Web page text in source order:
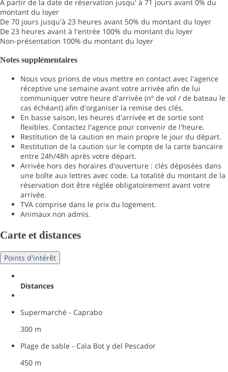
À partir de la date de réservation jusqu' à 71 jours avant 0% du
montant du loyer
De 70 jours jusqu'à 23 heures avant 50% du montant du loyer
De 23 heures avant à l'entrée 100% du montant du loyer
Non-présentation 100% du montant du loyer
Notes supplémentaires
Nous vous prions de vous mettre en contact avec l'agence
réceptive une semaine avant votre arrivée afin de lui
communiquer votre heure d'arrivée (nº de vol / de bateau le
cas échéant) afin d'organiser la remise des clés.
En basse saison, les heures d'arrivée et de sortie sont
flexibles. Contactez l'agence pour convenir de l'heure.
Restitution de la caution en main propre le jour du départ.
Restitution de la caution sur le compte de la carte bancaire
entre 24h/48h après votre départ.
Arrivée hors des horaires d'ouverture : clés déposées dans
une boîte aux lettres avec code. La totalité du montant de la
réservation doit être réglée obligatoirement avant votre
arrivée.
TVA comprise dans le prix du logement.
Animaux non admis.
Carte et distances
Points d'intérêt
Distances
Supermarché - Caprabo
300 m
Plage de sable - Cala Bot y del Pescador
450 m